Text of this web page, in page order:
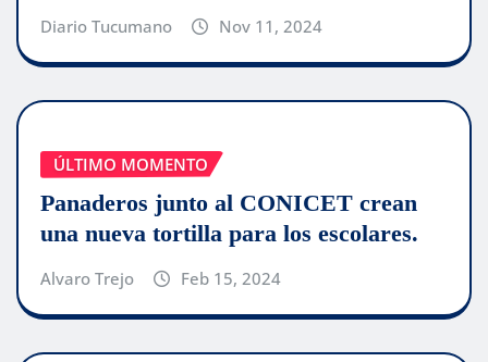
Diario Tucumano Nov 11, 2024
ÚLTIMO MOMENTO
Panaderos junto al CONICET crean
una nueva tortilla para los escolares.
Alvaro Trejo Feb 15, 2024